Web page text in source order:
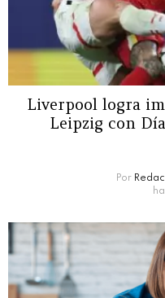
Liverpool logra
Leipzig con
Por